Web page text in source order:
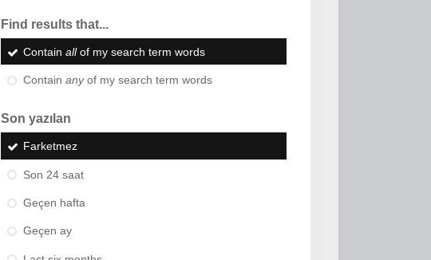
Find results that...
Contain allof my search term words
Contain anyof my search term words
Son yazılan
Farketmez
Son 24 saat
Geçen hafta
Geçen ay